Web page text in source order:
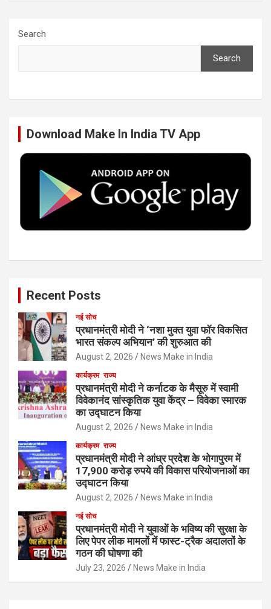
e
o
k
t
r
k
I
n
T
e
Search
Search
Download Make In India TV App
Recent Posts
नई सोच
प्रधानमंत्री मोदी ने ‘नशा मुक्त युवा फॉर विकसित
भारत संकल्प अभियान’ की शुरुआत की
August 2, 2026 News Make in India
कार्यक्रम राज्य
प्रधानमंत्री मोदी ने कर्नाटक के मैसूरु में स्वामी
विवेकानंद सांस्कृतिक युवा केंद्र – विवेका स्मारक
का उद्घाटन किया
August 2, 2026 News Make in India
कार्यक्रम राज्य
प्रधानमंत्री मोदी ने आंध्र प्रदेश के भोगापुरम में
17,900 करोड़ रुपये की विकास परियोजनाओं का
उद्घाटन किया
August 2, 2026 News Make in India
नई सोच
प्रधानमंत्री मोदी ने युवाओं के भविष्य की सुरक्षा के
लिए पेपर लीक मामलों में फास्ट-ट्रैक अदालतों के
गठन की घोषणा की
July 23, 2026 News Make in India